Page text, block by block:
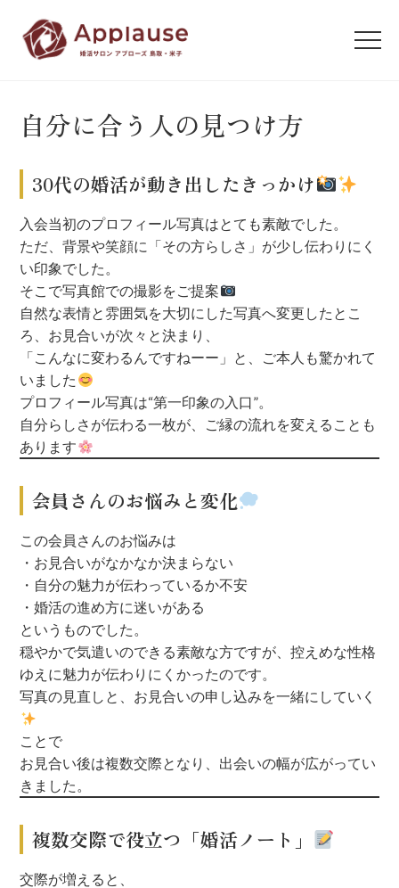
自分に合う人の見つけ方
30代の婚活が動き出したきっかけ
入会当初のプロフィール写真はとても素敵でした。
ただ、背景や笑顔に「その方らしさ」が少し伝わりにく
い印象でした。
そこで写真館での撮影をご提案
自然な表情と雰囲気を大切にした写真へ変更したとこ
ろ、お見合いが次々と決まり、
「こんなに変わるんですねーー」と、ご本人も驚かれて
いました
プロフィール写真は“第一印象の入口”。
自分らしさが伝わる一枚が、ご縁の流れを変えることも
あります
会員さんのお悩みと変化
この会員さんのお悩みは
・お見合いがなかなか決まらない
・自分の魅力が伝わっているか不安
・婚活の進め方に迷いがある
というものでした。
穏やかで気遣いのできる素敵な方ですが、控えめな性格
ゆえに魅力が伝わりにくかったのです。
写真の見直しと、お見合いの申し込みを一緒にしていく
ことで
お見合い後は複数交際となり、出会いの幅が広がってい
きました。
複数交際で役立つ「婚活ノート」
交際が増えると、